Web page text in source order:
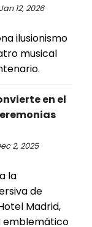
12, 2026
ilusionismo
musical
en el
2, 2025
la
de
Madrid,
emblemático